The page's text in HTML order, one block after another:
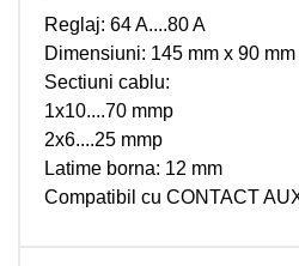
Reglaj: 64 A....80 A
Dimensiuni: 145 mm x 90
Sectiuni cablu:
1x10....70 mmp
2x6....25 mmp
Latime borna: 12 mm
Compatibil cu CONTACT